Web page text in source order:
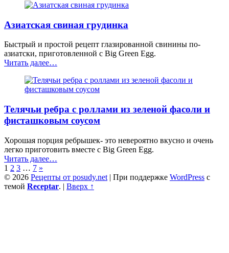
вкусных
быстрых
для
лаваша”
Азиатская свиная грудинка
Быстрый и простой рецепт глазированной свинины по-
азиатски, приготовленной с Big Green Egg.
Читать далее“Азиатская
грудинка”
…
Телячьи ребра с роллами из зеленой фасоли и
фисташковым соусом
Хорошая порция ребрышек- это невероятно вкусно и очень
легко приготовить вместе с Big Green Egg.
Читать далее“Телячьи
с
роллами
…
1 2 3 … 7 »
© 2026 Рецепты от posudy.net | При поддержке WordPress с
темой Receptar. | Вверх ↑